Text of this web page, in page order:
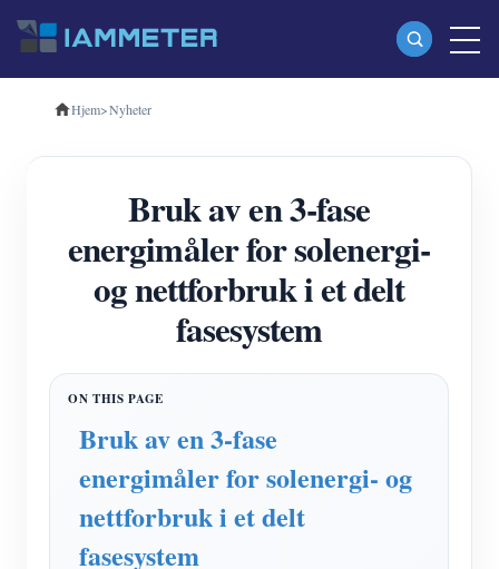
Produkter
Trefase Wi-Fi energimåler (WEM3080T)
Trefase Wi-Fi energimåler (WEM3046T)
Trefase Wi-Fi energimåler (WEM3050T)
WiFi Power Controller
IAMMETER Cloud Pro
EV lader
IAMMETER Simulator
Virtuell måler
Hjem>Nyheter
Bruk av en 3-fase
energimåler for solenergi-
og nettforbruk i et delt
fasesystem
Bruk av en 3-fase
energimåler for solenergi- og
nettforbruk i et delt
fasesystem